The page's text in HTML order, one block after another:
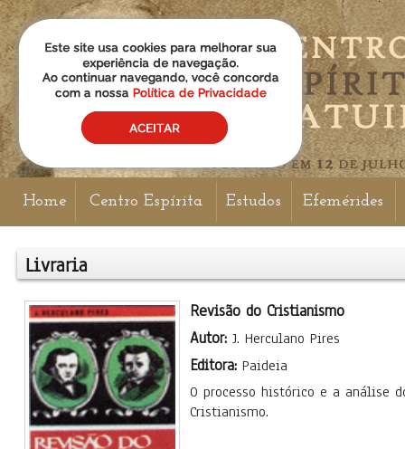
Home Centro Espírita Estudos Efemérides
Livraria
Revisão do Cristianismo
Autor: J. Herculano Pires
Editora: Paideia
O processo histórico e a análise
Cristianismo.